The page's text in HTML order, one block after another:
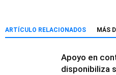
ARTÍCULO RELACIONADOS MÁS
Apoyo en
disponibiliza